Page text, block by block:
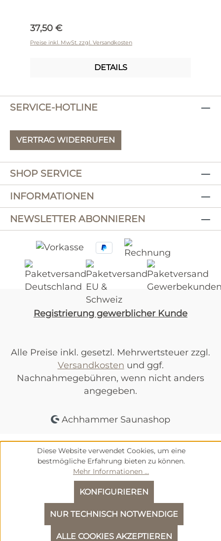
Regulärer Preis:
37,50 €
Preise inkl. MwSt. zzgl. Versandkosten
DETAILS
SERVICE-HOTLINE
VERTRAG WIDERRUFEN
SHOP SERVICE
INFORMATIONEN
NEWSLETTER ABONNIEREN
Registrierung gewerblicher Kunde
Alle Preise inkl. gesetzl. Mehrwertsteuer zzgl.
Versandkosten und ggf.
Nachnahmegebühren, wenn nicht anders
angegeben.
Achhammer Saunashop
Diese Website verwendet Cookies, um eine
bestmögliche Erfahrung bieten zu können.
Mehr Informationen ...
NUR TECHNISCH NOTWENDIGE
KONFIGURIEREN
ALLE COOKIES AKZEPTIEREN